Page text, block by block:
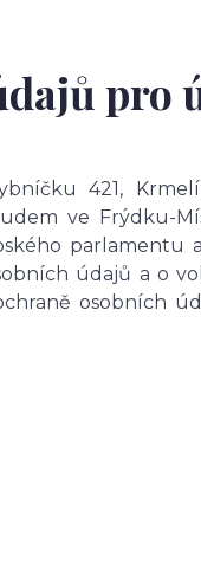
pro
421,
ve Frýdku-
parlamentu
údajů a o
osobních